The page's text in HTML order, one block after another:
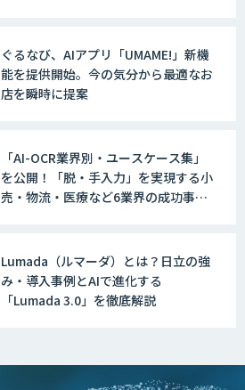
ぐるなび、AIアプリ「UMAME!」新機
能を提供開始。今の気分から最適なお
店を瞬時に提案
「AI-OCR業界別・ユースケース集」
を公開！「脱・手入力」を実現する小
売・物流・医療など6業界の成功事例
Lumada（ルマーダ）とは？日立の強
み・導入事例とAIで進化する
「Lumada 3.0」を徹底解説